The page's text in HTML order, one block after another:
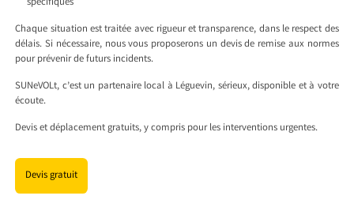
Chaque situation est traitée avec rigueur et transparence, dans le respect des
délais. Si nécessaire, nous vous proposerons un devis de remise aux normes
pour prévenir de futurs incidents.
SUNeVOLt, c’est un partenaire local à Léguevin, sérieux, disponible et à votre
écoute.
Devis et déplacement gratuits, y compris pour les interventions urgentes.
Devis gratuit